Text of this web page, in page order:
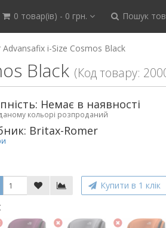
0 товар(ів) - 0 грн. Пошук
i-Size Cosmos Black
Black (Код товару:
Немає в наявності
кольорі розпроданий
Britax-Romer
Купити в 1 клік